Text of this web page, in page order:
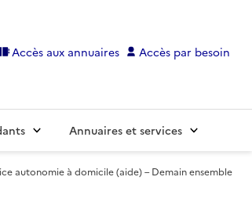
Accès aux annuaires Accès par besoin
Annuaires et services
autonomie à domicile (aide) – Demain ensemble